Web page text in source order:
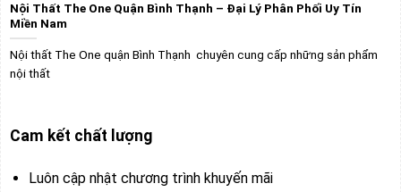
Nội Thất The One Quận Bình Thạnh – Đại Lý Phân Phối Uy Tín
Miền Nam
Nội thất The One quận Bình Thạnh chuyên cung cấp những sản phẩm
nội thất
Cam kết chất lượng
Luôn cập nhật chương trình khuyến mãi